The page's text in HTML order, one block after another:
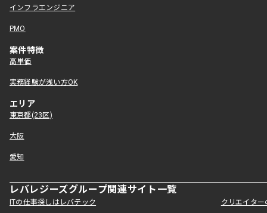
インフラエンジニア
PMO
案件特徴
高単価
実務経験が浅い方OK
エリア
東京都(23区)
大阪
愛知
レバレジーズグループ関連サイト一覧
ITの仕事探しはレバテック クリエイタ